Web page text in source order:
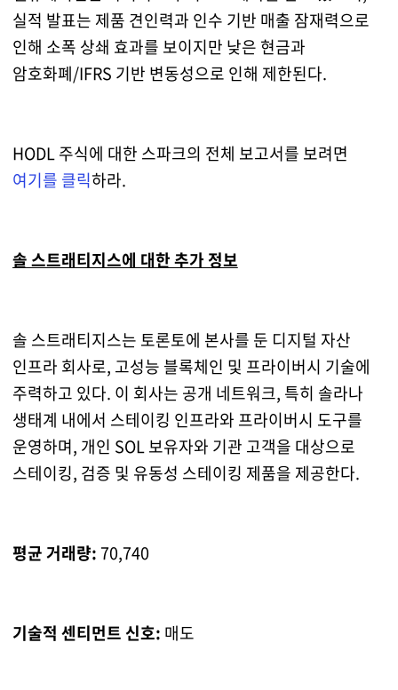
실적 발표는 제품 견인력과 인수 기반 매출 잠재력으로
인해 소폭 상쇄 효과를 보이지만 낮은 현금과
암호화폐/IFRS 기반 변동성으로 인해 제한된다.
HODL 주식에 대한 스파크의 전체 보고서를 보려면
여기를 클릭하라.
솔 스트래티지스에 대한 추가 정보
솔 스트래티지스는 토론토에 본사를 둔 디지털 자산
인프라 회사로, 고성능 블록체인 및 프라이버시 기술에
주력하고 있다. 이 회사는 공개 네트워크, 특히 솔라나
생태계 내에서 스테이킹 인프라와 프라이버시 도구를
운영하며, 개인 SOL 보유자와 기관 고객을 대상으로
스테이킹, 검증 및 유동성 스테이킹 제품을 제공한다.
평균 거래량:70,740
기술적 센티먼트 신호: 매도